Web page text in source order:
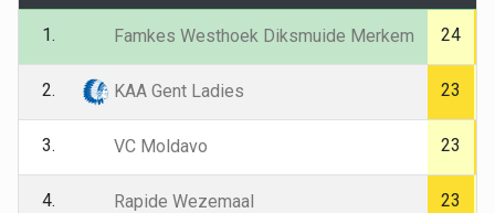
1. Famkes Westhoek Diksmuide Merkem 24
2. KAA Gent Ladies 23
3. VC Moldavo 23
4. Rapide Wezemaal 23